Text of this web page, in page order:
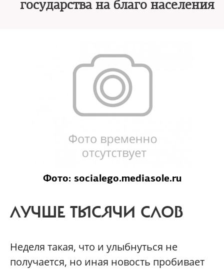
государства на благо населения
Фото: socialego.mediasole.ru
ЛУЧШЕ ТЫСЯЧИ СЛОВ
Неделя такая, что и улыбнуться не
получается, но иная новость пробивает